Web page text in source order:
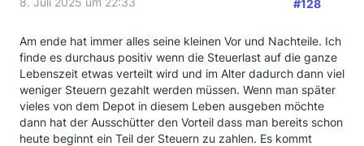
#128
Am ende hat immer alles seine kleinen Vor und Nachteile. Ich
finde es durchaus positiv wenn die Steuerlast auf die ganze
Lebenszeit etwas verteilt wird und im Alter dadurch dann viel
weniger Steuern gezahlt werden müssen. Wenn man später
vieles von dem Depot in diesem Leben ausgeben möchte
dann hat der Ausschütter den Vorteil dass man bereits schon
heute beginnt ein Teil der Steuern zu zahlen. Es kommt